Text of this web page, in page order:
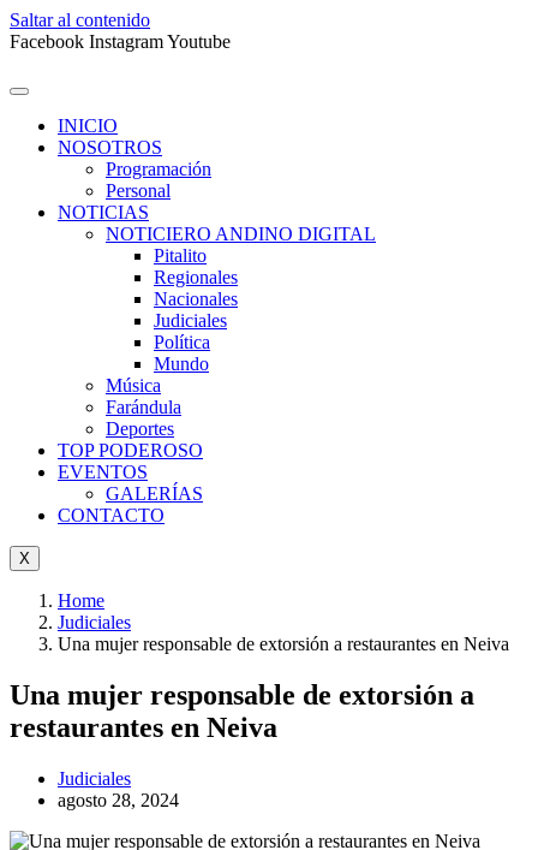
Saltar al contenido
Facebook InstagramYoutube
INICIO
NOSOTROS
Programación
Personal
NOTICIAS
NOTICIERO ANDINO DIGITAL
Pitalito
Regionales
Nacionales
Judiciales
Política
Mundo
Música
Farándula
Deportes
TOP PODEROSO
EVENTOS
GALERÍAS
CONTACTO
X
Home
Judiciales
Una mujer responsable de extorsión a restaurantes en Neiva
Una mujer responsable de extorsión a
restaurantes en Neiva
Judiciales
agosto 28, 2024